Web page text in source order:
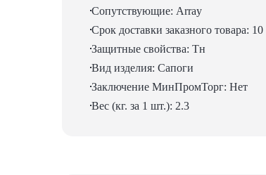
Сопутствующие: Array
Срок доставки заказного товара: 10
Защитные свойства: Тн
Вид изделия: Сапоги
Заключение МинПромТорг: Нет
Вес (кг. за 1 шт.): 2.3